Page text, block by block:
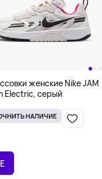
женские Nike JAM
Electric, серый
НАЛИЧИЕ